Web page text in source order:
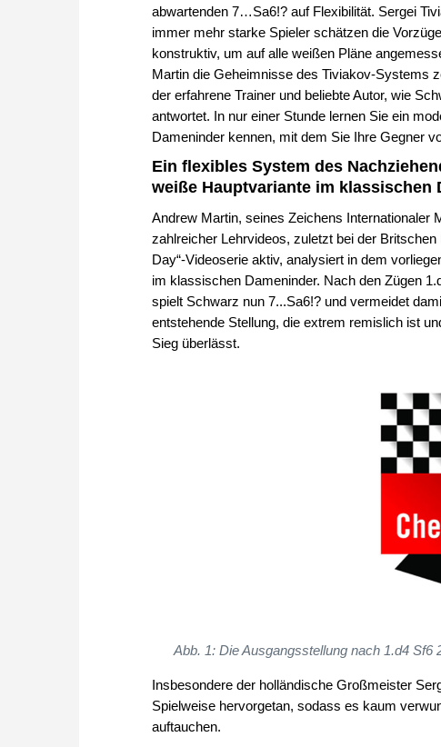
abwartenden 7…Sa6!? auf Flexibilität. Sergei
immer mehr starke Spieler schätzen die
konstruktiv, um auf alle weißen Pläne
Martin die Geheimnisse des Tiviakov-Systems
der erfahrene Trainer und beliebte Autor, wie
antwortet. In nur einer Stunde lernen Sie ein
Dameninder kennen, mit dem Sie Ihre Gegner
Ein flexibles System des
weiße Hauptvariante im klassischen
Andrew Martin, seines Zeichens Internationaler
zahlreicher Lehrvideos, zuletzt bei der
Day“-Videoserie aktiv, analysiert in dem
im klassischen Dameninder. Nach den Zügen
spielt Schwarz nun 7...Sa6!? und vermeidet
entstehende Stellung, die extrem remislich ist
Sieg überlässt.
Abb. 1: Die Ausgangsstellung nach 1.d4
Insbesondere der holländische Großmeister
Spielweise hervorgetan, sodass es kaum
auftauchen.